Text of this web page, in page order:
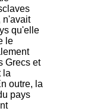
n'avait
qu'elle
le
Grecs et
la
outre, la
pays